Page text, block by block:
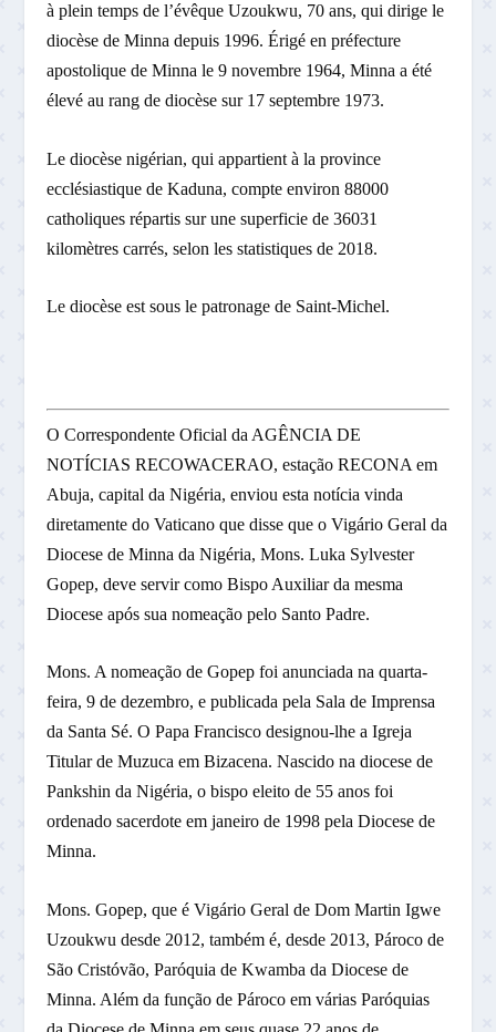
à plein temps de l’évêque Uzoukwu, 70 ans, qui dirige le
diocèse de Minna depuis 1996. Érigé en préfecture
apostolique de Minna le 9 novembre 1964, Minna a été
élevé au rang de diocèse sur 17 septembre 1973.
Le diocèse nigérian, qui appartient à la province
ecclésiastique de Kaduna, compte environ 88000
catholiques répartis sur une superficie de 36031
kilomètres carrés, selon les statistiques de 2018.
Le diocèse est sous le patronage de Saint-Michel.
O Correspondente Oficial da AGÊNCIA DE
NOTÍCIAS RECOWACERAO, estação RECONA em
Abuja, capital da Nigéria, enviou esta notícia vinda
diretamente do Vaticano que disse que o Vigário Geral da
Diocese de Minna da Nigéria, Mons. Luka Sylvester
Gopep, deve servir como Bispo Auxiliar da mesma
Diocese após sua nomeação pelo Santo Padre.
Mons. A nomeação de Gopep foi anunciada na quarta-
feira, 9 de dezembro, e publicada pela Sala de Imprensa
da Santa Sé. O Papa Francisco designou-lhe a Igreja
Titular de Muzuca em Bizacena. Nascido na diocese de
Pankshin da Nigéria, o bispo eleito de 55 anos foi
ordenado sacerdote em janeiro de 1998 pela Diocese de
Minna.
Mons. Gopep, que é Vigário Geral de Dom Martin Igwe
Uzoukwu desde 2012, também é, desde 2013, Pároco de
São Cristóvão, Paróquia de Kwamba da Diocese de
Minna. Além da função de Pároco em várias Paróquias